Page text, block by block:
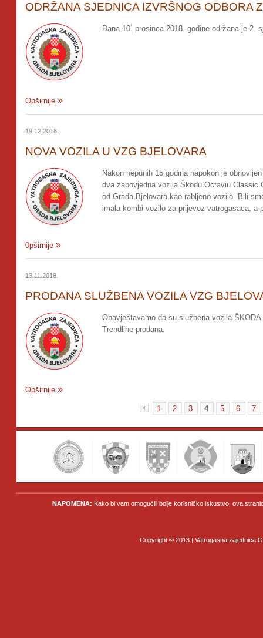
ODRŽANA SJEDNICA IZVRŠNOG ODBORA
Dana 10. prosinca 2018. godine održana je 2.
Opširnije
19.12.2018.
NOVA VOZILA U VZG BJELOVARA
Nakon nepunih 15 godina napokon je
dva zapovjedna vozila Škodu Octaviu Classic
od Grada Bjelovara kao rabljeno vozilo. Bili
imala kombi vozilo za prijevoz vatrogasaca, a
0pširnije
13.11.2018.
PRODANA SLUŽBENA VOZILA VZG
Obavještavamo da su službena vozila
Trendline prodana.
Opširnije
«
1 2 3 4 5 6 7
NAPOMENA: Kako bi vam omogućili bolje korisničko iskustvo, ova
Copyright © 2013 | Vatrogasna zajednica